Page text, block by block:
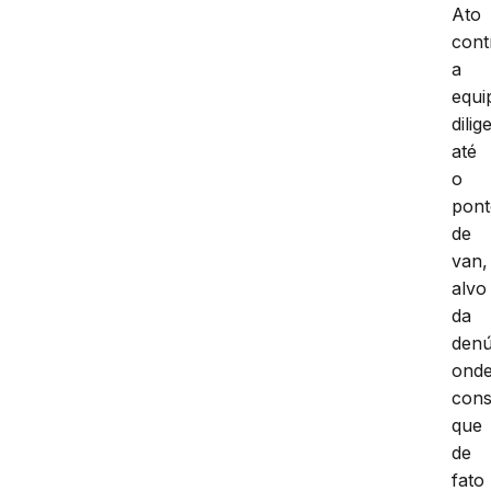
Ato
a
até
o
de
van,
alvo
da
que
de
fato